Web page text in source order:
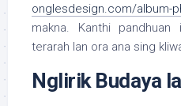
onglesdesign.com/album-
makna. Kanthi pandhuan
terarah lan ora ana sing
Nglirik Budaya